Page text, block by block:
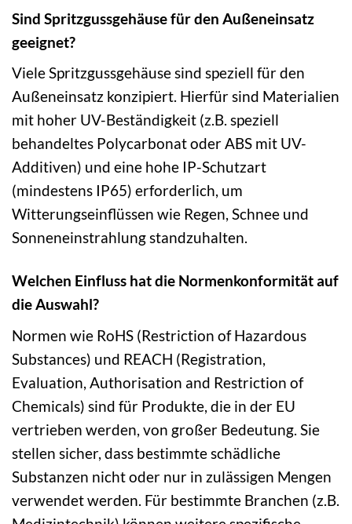
Sind Spritzgussgehäuse für den Außeneinsatz
geeignet?
Viele Spritzgussgehäuse sind speziell für den
Außeneinsatz konzipiert. Hierfür sind Materialien
mit hoher UV-Beständigkeit (z.B. speziell
behandeltes Polycarbonat oder ABS mit UV-
Additiven) und eine hohe IP-Schutzart
(mindestens IP65) erforderlich, um
Witterungseinflüssen wie Regen, Schnee und
Sonneneinstrahlung standzuhalten.
Welchen Einfluss hat die Normenkonformität auf
die Auswahl?
Normen wie RoHS (Restriction of Hazardous
Substances) und REACH (Registration,
Evaluation, Authorisation and Restriction of
Chemicals) sind für Produkte, die in der EU
vertrieben werden, von großer Bedeutung. Sie
stellen sicher, dass bestimmte schädliche
Substanzen nicht oder nur in zulässigen Mengen
verwendet werden. Für bestimmte Branchen (z.B.